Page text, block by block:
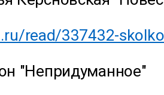
read/337432-
"Непридуманное"